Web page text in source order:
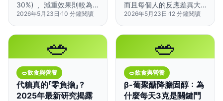
30%），減重效果則較為
有限，而且必須在特定條
件下才有用。
2026年5月23日 ·10 分鐘閱讀
而且每個人的反應差異大
到嚇人。
2026年5月23日 ·12 分鐘閱讀
🥗
🥗飲食與營養
代糖真的「零負擔」？
2025年最新研究揭露
🥗
🥗飲食與營養
β-葡聚醣降膽固醇：為
什麼每天3克是關鍵門